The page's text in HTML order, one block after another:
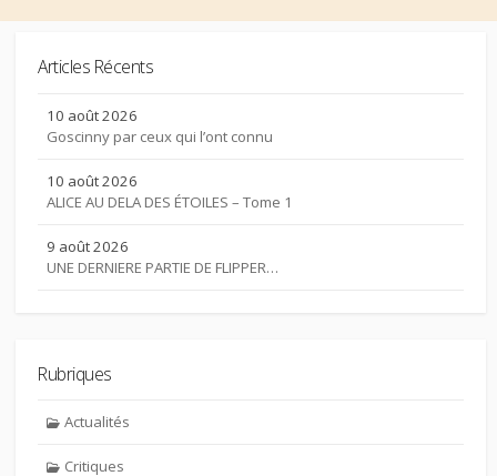
Articles Récents
10 août 2026
Goscinny par ceux qui l’ont connu
10 août 2026
ALICE AU DELA DES ÉTOILES – Tome 1
9 août 2026
UNE DERNIERE PARTIE DE FLIPPER…
Rubriques
Actualités
Critiques